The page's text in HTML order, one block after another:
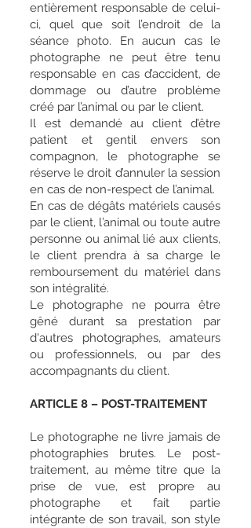
entièrement responsable de celui-
ci, quel que soit l’endroit de la
séance photo. En aucun cas le
photographe ne peut être tenu
responsable en cas d’accident, de
dommage ou d’autre problème
créé par l’animal ou par le client.
Il est demandé au client d’être
patient et gentil envers son
compagnon, le photographe se
réserve le droit d’annuler la session
en cas de non-respect de l’animal.
En cas de dégâts matériels causés
par le client, l’animal ou toute autre
personne ou animal lié aux clients,
le client prendra à sa charge le
remboursement du matériel dans
son intégralité.
Le photographe ne pourra être
gêné durant sa prestation par
d'autres photographes, amateurs
ou professionnels, ou par des
accompagnants du client.
ARTICLE 8 – POST-TRAITEMENT
Le photographe ne livre jamais de
photographies brutes. Le post-
traitement, au même titre que la
prise de vue, est propre au
photographe et fait partie
intégrante de son travail, son style